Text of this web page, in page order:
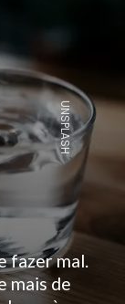
fazer mal.
mais de
UNSPLASH